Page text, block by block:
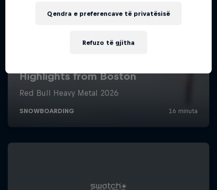
Refuzo të gjitha
Qendra e preferencave të privatësisë